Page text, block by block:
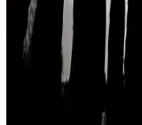
Fındık kreması, Antep
tatlılara zenginlik katan
satış kanallarıyla geniş
Haşhaş Kreması
Seçenekleri